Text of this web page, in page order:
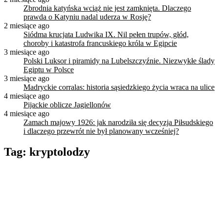
Zbrodnia katyńska wciąż nie jest zamknięta. Dlaczego
prawda o Katyniu nadal uderza w Rosję?
2 miesiące ago
Siódma krucjata Ludwika IX. Nil pełen trupów, głód,
choroby i katastrofa francuskiego króla w Egipcie
3 miesiące ago
Polski Luksor i piramidy na Lubelszczyźnie. Niezwykłe ślady
Egiptu w Polsce
3 miesiące ago
Madryckie corralas: historia sąsiedzkiego życia wraca na ulice
4 miesiące ago
Pijackie oblicze Jagiellonów
4 miesiące ago
Zamach majowy 1926: jak narodziła się decyzja Piłsudskiego
i dlaczego przewrót nie był planowany wcześniej?
Tag: kryptolodzy